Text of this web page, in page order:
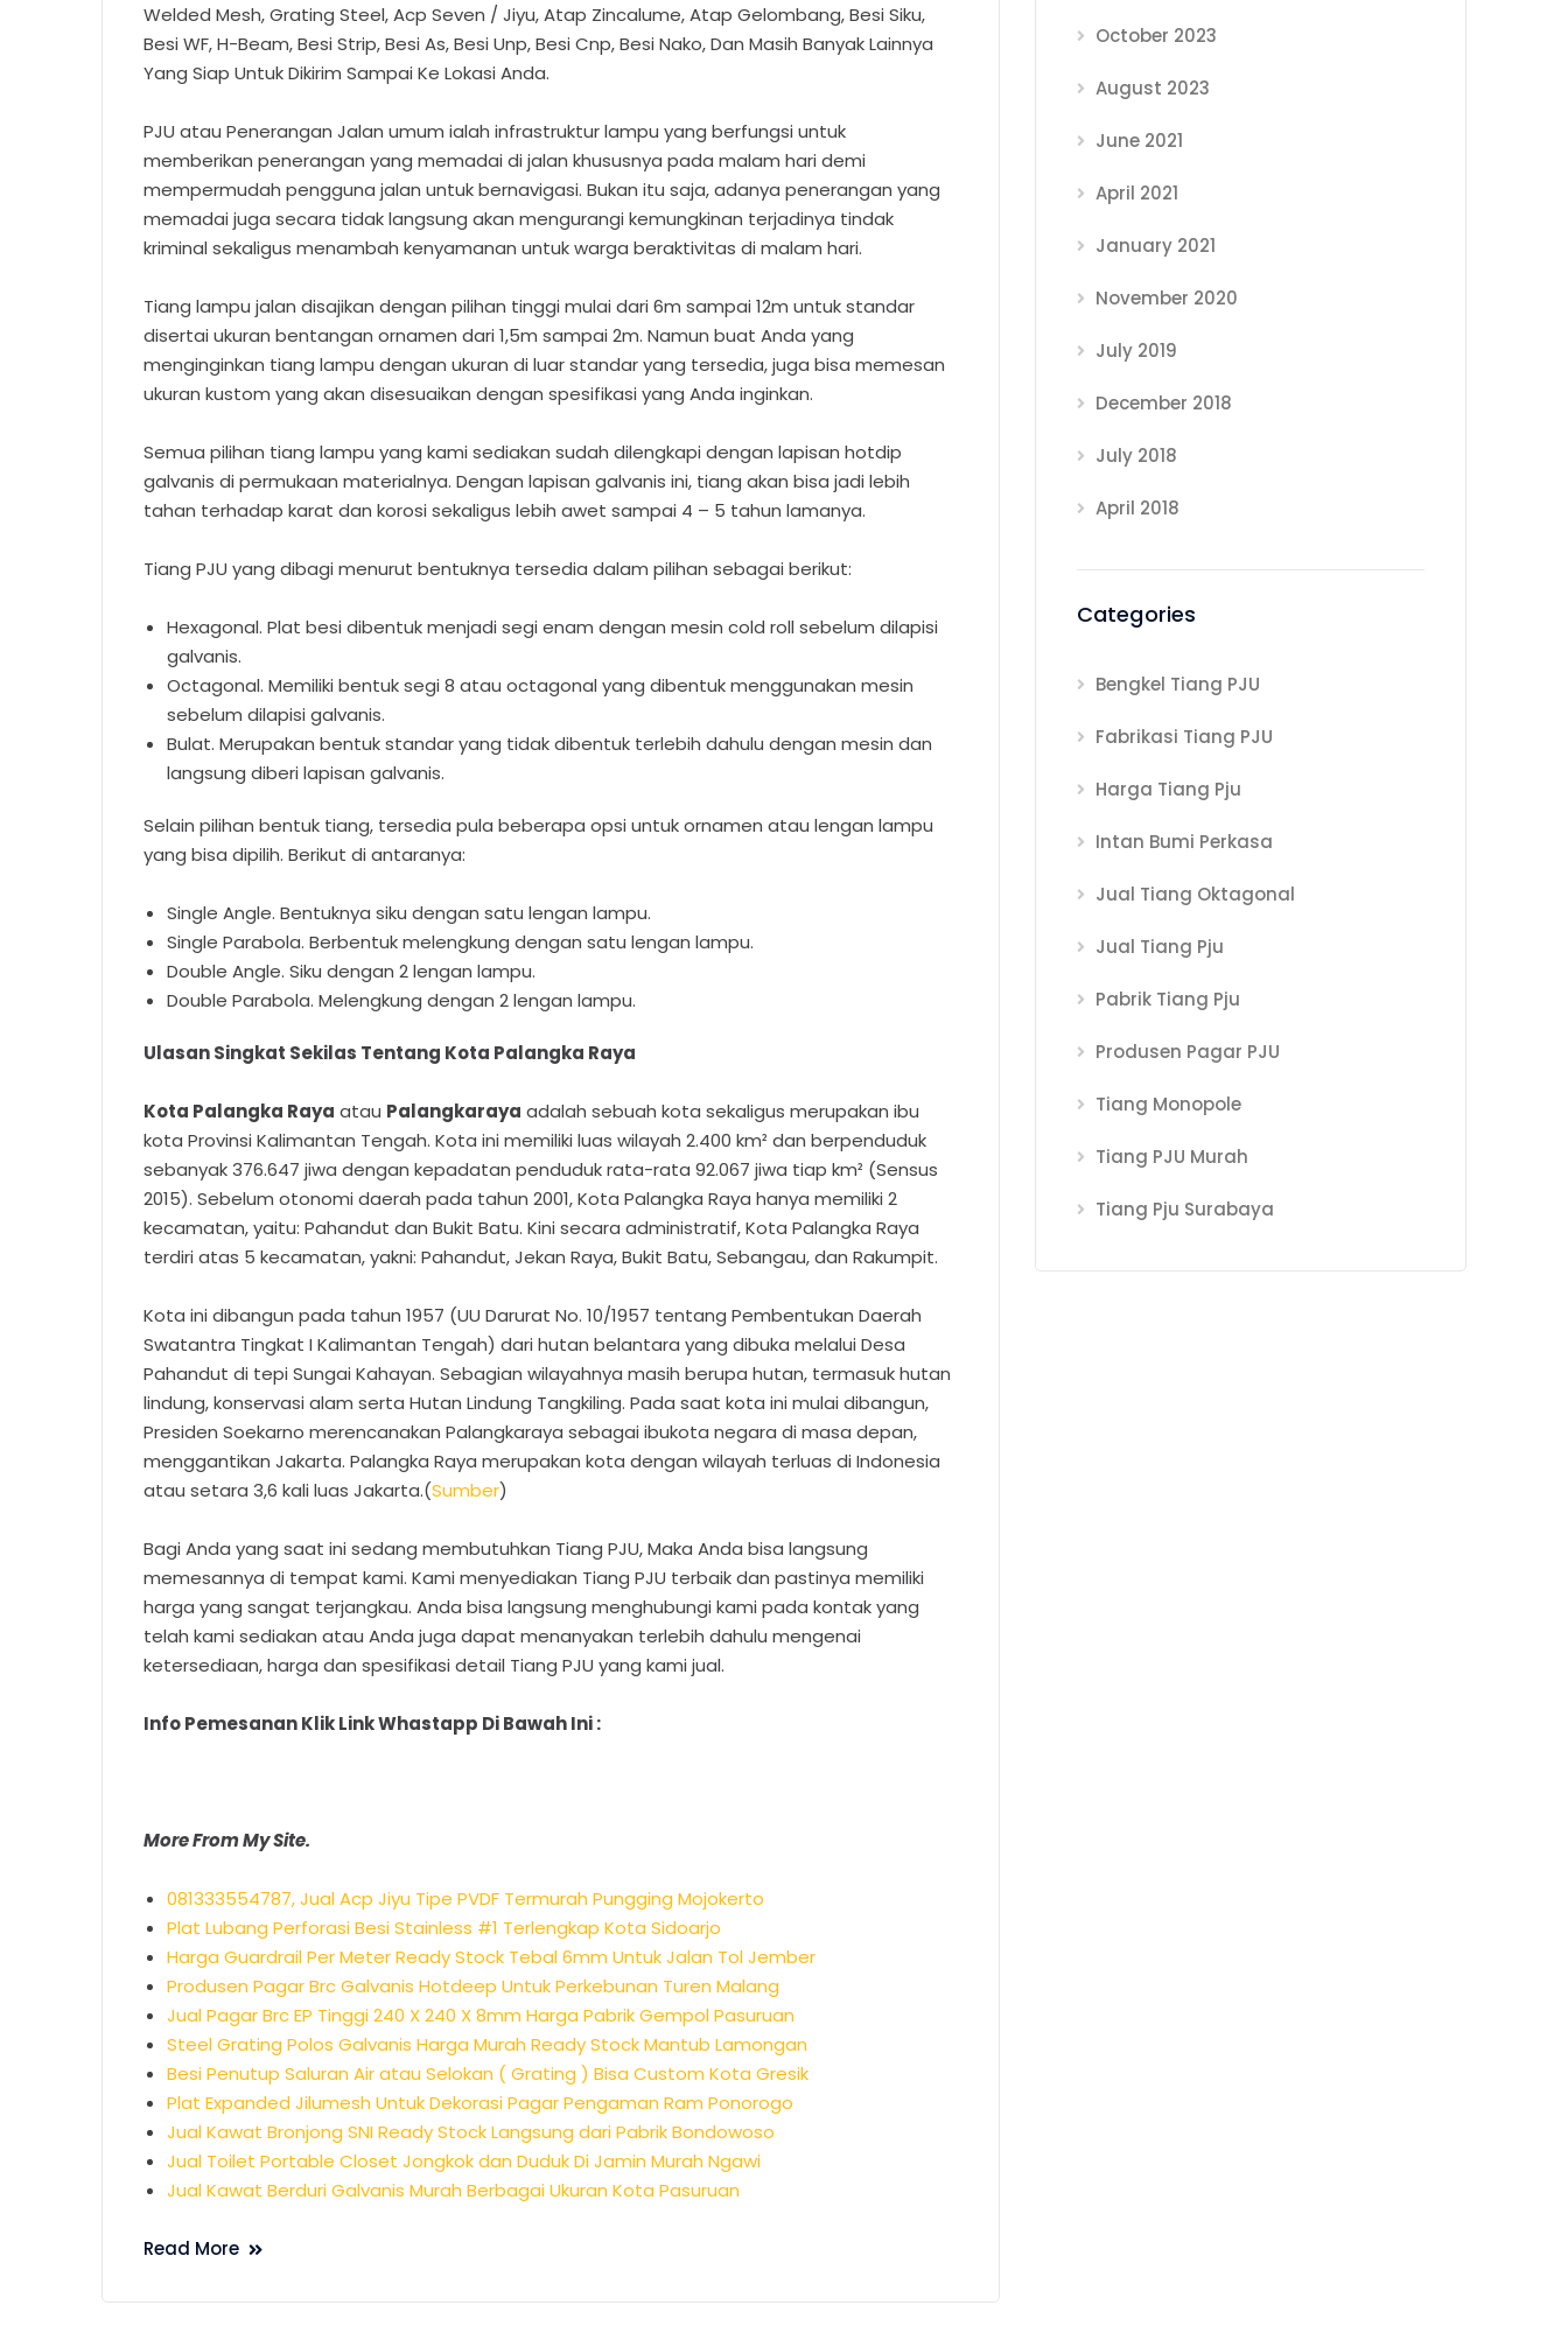
Welded Mesh, Grating Steel, Acp Seven / Jiyu, Atap Zincalume, Atap Gelombang, Besi Siku,
Besi WF, H-Beam, Besi Strip, Besi As, Besi Unp, Besi Cnp, Besi Nako, Dan Masih Banyak Lainnya
Yang Siap Untuk Dikirim Sampai Ke Lokasi Anda.
PJU atau Penerangan Jalan umum ialah infrastruktur lampu yang berfungsi untuk
memberikan penerangan yang memadai di jalan khususnya pada malam hari demi
mempermudah pengguna jalan untuk bernavigasi. Bukan itu saja, adanya penerangan yang
memadai juga secara tidak langsung akan mengurangi kemungkinan terjadinya tindak
kriminal sekaligus menambah kenyamanan untuk warga beraktivitas di malam hari.
Tiang lampu jalan disajikan dengan pilihan tinggi mulai dari 6m sampai 12m untuk standar
disertai ukuran bentangan ornamen dari 1,5m sampai 2m. Namun buat Anda yang
menginginkan tiang lampu dengan ukuran di luar standar yang tersedia, juga bisa memesan
ukuran kustom yang akan disesuaikan dengan spesifikasi yang Anda inginkan.
Semua pilihan tiang lampu yang kami sediakan sudah dilengkapi dengan lapisan hotdip
galvanis di permukaan materialnya. Dengan lapisan galvanis ini, tiang akan bisa jadi lebih
tahan terhadap karat dan korosi sekaligus lebih awet sampai 4 – 5 tahun lamanya.
Tiang PJU yang dibagi menurut bentuknya tersedia dalam pilihan sebagai berikut:
Hexagonal. Plat besi dibentuk menjadi segi enam dengan mesin cold roll sebelum dilapisi
galvanis.
Octagonal. Memiliki bentuk segi 8 atau octagonal yang dibentuk menggunakan mesin
sebelum dilapisi galvanis.
Bulat. Merupakan bentuk standar yang tidak dibentuk terlebih dahulu dengan mesin dan
langsung diberi lapisan galvanis.
Selain pilihan bentuk tiang, tersedia pula beberapa opsi untuk ornamen atau lengan lampu
yang bisa dipilih. Berikut di antaranya:
Single Angle. Bentuknya siku dengan satu lengan lampu.
Single Parabola. Berbentuk melengkung dengan satu lengan lampu.
Double Angle. Siku dengan 2 lengan lampu.
Double Parabola. Melengkung dengan 2 lengan lampu.
Ulasan Singkat Sekilas Tentang Kota Palangka Raya
Kota Palangka Raya atau Palangkaraya adalah sebuah kota sekaligus merupakan ibu
kota Provinsi Kalimantan Tengah. Kota ini memiliki luas wilayah 2.400 km² dan berpenduduk
sebanyak 376.647 jiwa dengan kepadatan penduduk rata-rata 92.067 jiwa tiap km² (Sensus
2015). Sebelum otonomi daerah pada tahun 2001, Kota Palangka Raya hanya memiliki 2
kecamatan, yaitu: Pahandut dan Bukit Batu. Kini secara administratif, Kota Palangka Raya
terdiri atas 5 kecamatan, yakni: Pahandut, Jekan Raya, Bukit Batu, Sebangau, dan Rakumpit.
Kota ini dibangun pada tahun 1957 (UU Darurat No. 10/1957 tentang Pembentukan Daerah
Swatantra Tingkat I Kalimantan Tengah) dari hutan belantara yang dibuka melalui Desa
Pahandut di tepi Sungai Kahayan. Sebagian wilayahnya masih berupa hutan, termasuk hutan
lindung, konservasi alam serta Hutan Lindung Tangkiling. Pada saat kota ini mulai dibangun,
Presiden Soekarno merencanakan Palangkaraya sebagai ibukota negara di masa depan,
menggantikan Jakarta. Palangka Raya merupakan kota dengan wilayah terluas di Indonesia
atau setara 3,6 kali luas Jakarta.(Sumber)
Bagi Anda yang saat ini sedang membutuhkan Tiang PJU, Maka Anda bisa langsung
memesannya di tempat kami. Kami menyediakan Tiang PJU terbaik dan pastinya memiliki
harga yang sangat terjangkau. Anda bisa langsung menghubungi kami pada kontak yang
telah kami sediakan atau Anda juga dapat menanyakan terlebih dahulu mengenai
ketersediaan, harga dan spesifikasi detail Tiang PJU yang kami jual.
Info Pemesanan Klik Link Whastapp Di Bawah Ini :
More From My Site.
081333554787, Jual Acp Jiyu Tipe PVDF Termurah Pungging Mojokerto
Plat Lubang Perforasi Besi Stainless #1 Terlengkap Kota Sidoarjo
Harga Guardrail Per Meter Ready Stock Tebal 6mm Untuk Jalan Tol Jember
Produsen Pagar Brc Galvanis Hotdeep Untuk Perkebunan Turen Malang
Jual Pagar Brc EP Tinggi 240 X 240 X 8mm Harga Pabrik Gempol Pasuruan
Steel Grating Polos Galvanis Harga Murah Ready Stock Mantub Lamongan
Besi Penutup Saluran Air atau Selokan ( Grating ) Bisa Custom Kota Gresik
Plat Expanded Jilumesh Untuk Dekorasi Pagar Pengaman Ram Ponorogo
Jual Kawat Bronjong SNI Ready Stock Langsung dari Pabrik Bondowoso
Jual Toilet Portable Closet Jongkok dan Duduk Di Jamin Murah Ngawi
Jual Kawat Berduri Galvanis Murah Berbagai Ukuran Kota Pasuruan
Read More
October 2023
August 2023
June 2021
April 2021
January 2021
November 2020
July 2019
December 2018
July 2018
April 2018
Categories
Bengkel Tiang PJU
Fabrikasi Tiang PJU
Harga Tiang Pju
Intan Bumi Perkasa
Jual Tiang Oktagonal
Jual Tiang Pju
Pabrik Tiang Pju
Produsen Pagar PJU
Tiang Monopole
Tiang PJU Murah
Tiang Pju Surabaya